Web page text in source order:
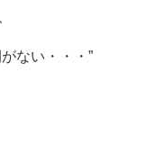
ない・・・”